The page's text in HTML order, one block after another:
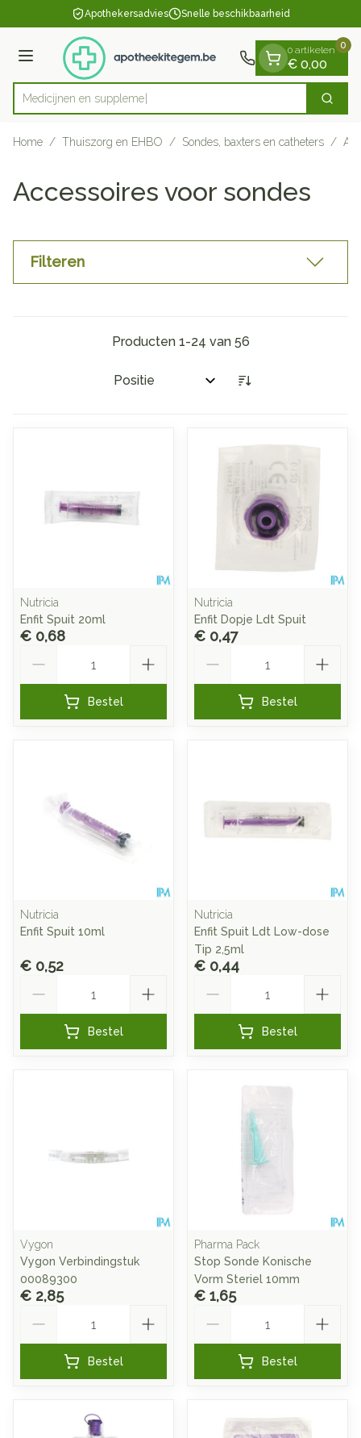
Ga naar de inhoudApothekersadvies Snelle beschikbaarheid
Menu
Product, merk, categorie...
Medic Zoek
0 artikelen
€ 0,00
0
Home / Thuiszorg en EHBO / Sondes, baxters en catheters /
Accessoires voor sondes
Filteren
Producten 1-24 van 56
Sorteer op:
Nutricia
Enfit Spuit 20ml
€ 0,68
Bestel
Nutricia
Enfit Dopje Ldt Spuit
€ 0,47
Bestel
Nutricia
Enfit Spuit 10ml
€ 0,52
Bestel
Nutricia
Enfit Spuit Ldt Low-dose
Tip 2,5ml
€ 0,44
Bestel
Vygon
Vygon Verbindingstuk
00089300
€ 2,85
Bestel
Pharma Pack
Stop Sonde Konische
Vorm Steriel 10mm
€ 1,65
Bestel